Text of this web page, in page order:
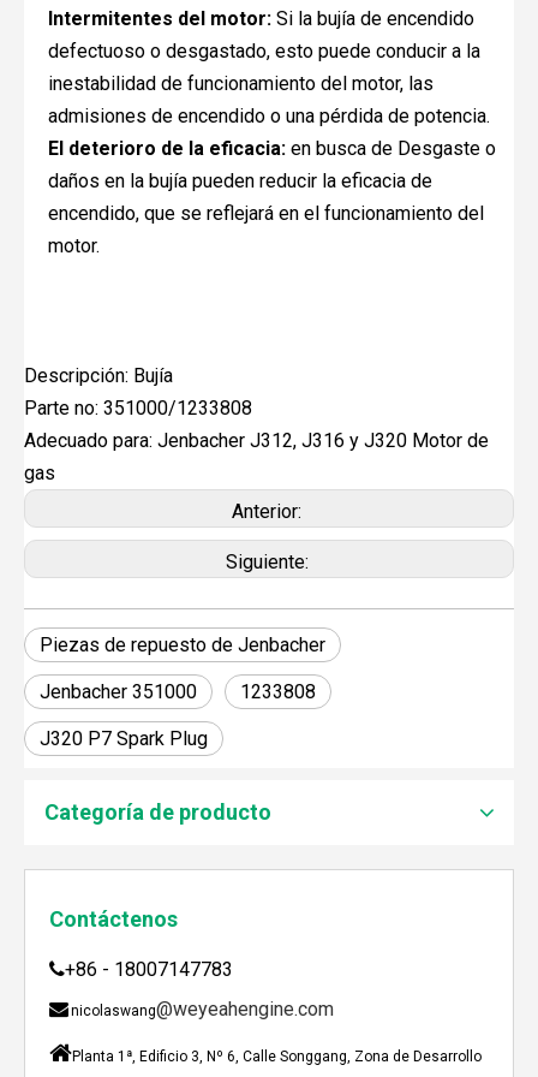
Intermitentes del motor: Si la bujía de encendido
defectuoso o desgastado, esto puede conducir a la
inestabilidad de funcionamiento del motor, las
admisiones de encendido o una pérdida de potencia.
El deterioro de la eficacia: en busca de Desgaste o
daños en la bujía pueden reducir la eficacia de
encendido, que se reflejará en el funcionamiento del
motor.
Descripción: Bujía
Parte no: 351000/1233808
Adecuado para: Jenbacher J312, J316 y J320 Motor de
gas
Anterior:
Siguiente:
Piezas de repuesto de Jenbacher
Jenbacher 351000 1233808
J320 P7 Spark Plug
Categoría de producto
Contáctenos
+86 - 18007147783
nicolaswang@weyeahengine.com
Planta 1ª, Edificio 3, Nº 6, Calle Songgang, Zona de Desarrollo